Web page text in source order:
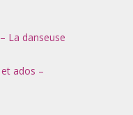
La danseuse
ados –